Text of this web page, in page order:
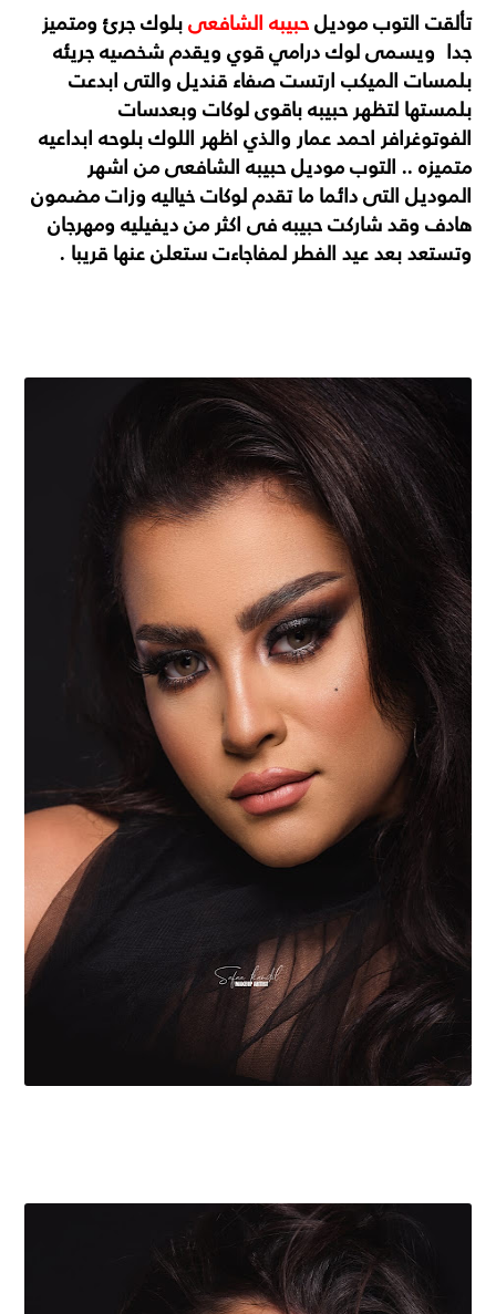
تألقت التوب موديلحبيبه الشافعىبلوك جرئ ومتميز
جدا ويسمى لوك درامي قوي ويقدم شخصيه جريئه
بلمسات الميكب ارتست صفاء قنديل والتى ابدعت
بلمستها لتظهر حبيبه باقوى لوكات وبعدسات
الفوتوغرافر احمد عمار والذي اظهر اللوك بلوحه ابداعيه
متميزه .. التوب موديل حبيبه الشافعى من اشهر
الموديل التى دائما ما تقدم لوكات خياليه وزات مضمون
هادف وقد شاركت حبيبه فى اكثر من ديفيليه ومهرجان
وتستعد بعد عيد الفطر لمفاجاءت ستعلن عنها قريبا .